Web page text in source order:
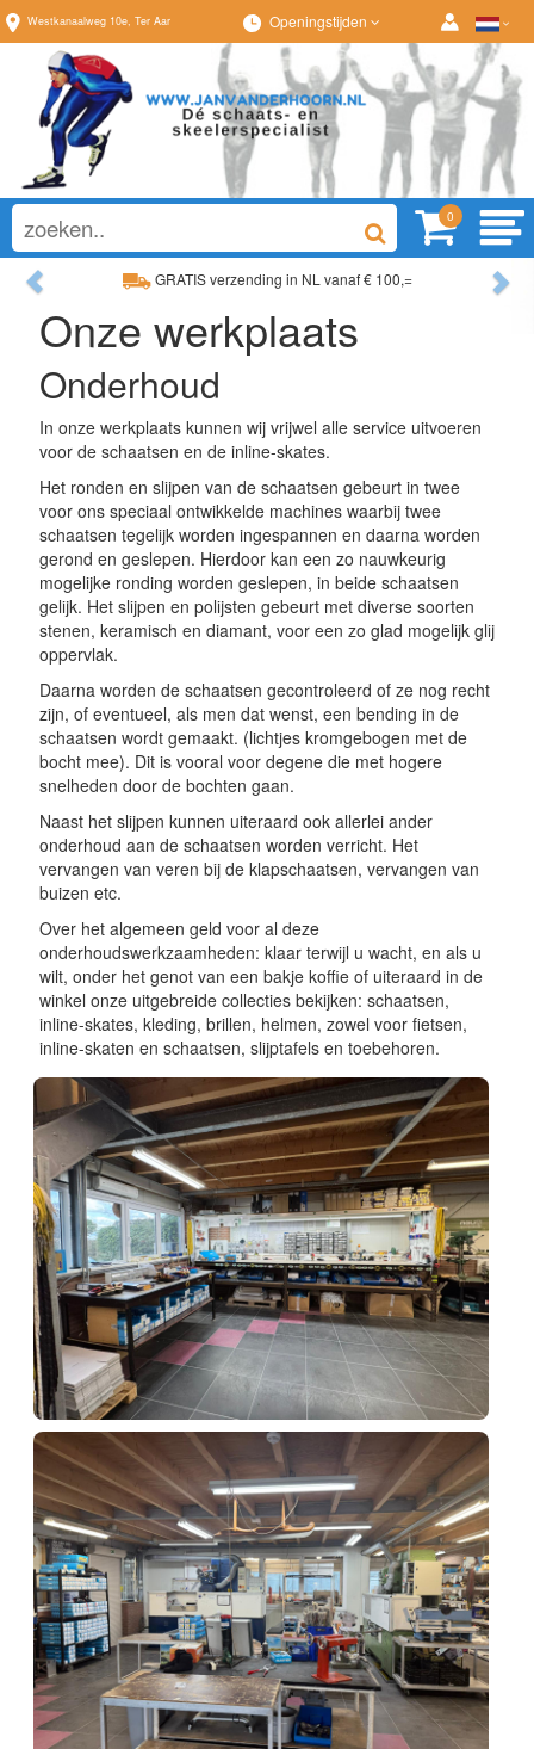
Westkanaalweg 10e, Ter Aar Openingstijden
0
GRATIS verzending in NL vanaf € 100,=
Ruim assortiment, altijd wat naar wens!
Ruim assortiment,
Previous
Onze werkplaats
Onderhoud
In onze werkplaats kunnen wij vrijwel alle service uitvoeren
voor de schaatsen en de inline-skates.
Het ronden en slijpen van de schaatsen gebeurt in twee
voor ons speciaal ontwikkelde machines waarbij twee
schaatsen tegelijk worden ingespannen en daarna worden
gerond en geslepen. Hierdoor kan een zo nauwkeurig
mogelijke ronding worden geslepen, in beide schaatsen
gelijk. Het slijpen en polijsten gebeurt met diverse soorten
stenen, keramisch en diamant, voor een zo glad mogelijk glij
oppervlak.
Daarna worden de schaatsen gecontroleerd of ze nog recht
zijn, of eventueel, als men dat wenst, een bending in de
schaatsen wordt gemaakt. (lichtjes kromgebogen met de
bocht mee). Dit is vooral voor degene die met hogere
snelheden door de bochten gaan.
Naast het slijpen kunnen uiteraard ook allerlei ander
onderhoud aan de schaatsen worden verricht. Het
vervangen van veren bij de klapschaatsen, vervangen van
buizen etc.
Over het algemeen geld voor al deze
onderhoudswerkzaamheden: klaar terwijl u wacht, en als u
wilt, onder het genot van een bakje koffie of uiteraard in de
winkel onze uitgebreide collecties bekijken: schaatsen,
inline-skates, kleding, brillen, helmen, zowel voor fietsen,
inline-skaten en schaatsen, slijptafels en toebehoren.